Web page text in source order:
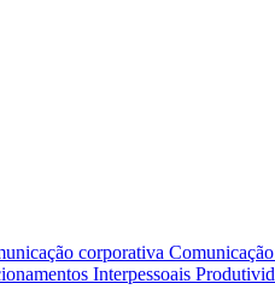
corporativa
Interpessoais